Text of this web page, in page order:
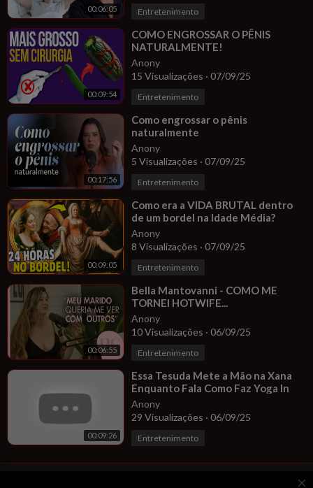
close
00:06:05 Entretenimento
00:09:54
⁣COMO ENGROSSAR O PÊNIS
NATURALMENTE!
Anony
15 Visualizações · 07/09/25
Entretenimento
00:17:56
⁣Como engrossar o pênis
naturalmente
Anony
5 Visualizações · 07/09/25
Entretenimento
00:09:05
⁣Como era a VIDA BRUTAL dentro
de um bordel na Idade Média?
Anony
8 Visualizações · 07/09/25
Entretenimento
00:06:55
⁣Bella Mantovanni - COMO ME
TORNEI HOTWIFE...
Anony
10 Visualizações · 06/09/25
Entretenimento
00:09:26
⁣Essa Tesuda Mete a Mão na Xana
Enquanto Fala Como Faz Yoga In
Bed Dress | At Home Workout For
Stres
Anony
29 Visualizações · 06/09/25
Entretenimento